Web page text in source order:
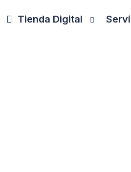
Tienda Digital